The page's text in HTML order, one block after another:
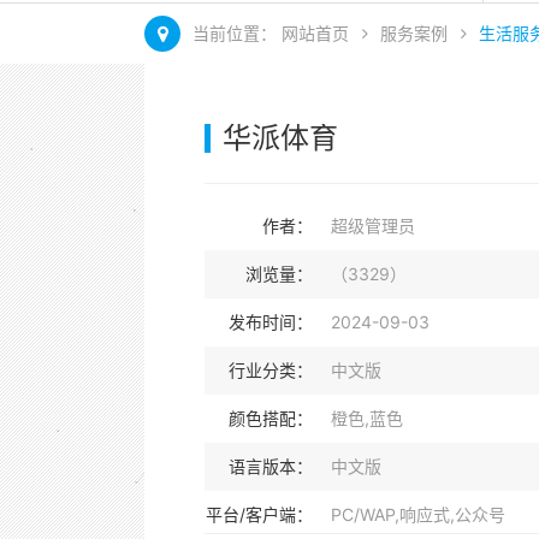
当前位置： 网站首页 服务案例 生活服
华派体育
作者： 超级管理员
浏览量： （3329）
发布时间： 2024-09-03
行业分类： 中文版
颜色搭配： 橙色,蓝色
语言版本： 中文版
平台/客户端： PC/WAP,响应式,公众号